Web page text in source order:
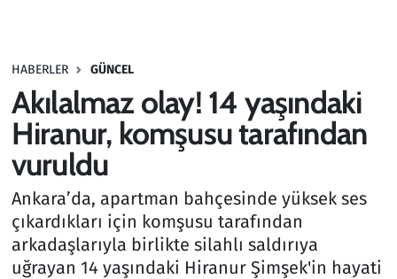
HABERLER GÜNCEL
Akılalmaz olay! 14 yaşındaki
Hiranur, komşusu tarafından
vuruldu
Ankara’da, apartman bahçesinde yüksek ses
çıkardıkları için komşusu tarafından
arkadaşlarıyla birlikte silahlı saldırıya
uğrayan 14 yaşındaki Hiranur Şimşek'in hayati
Haber
Kültür Sanat
Kurumsal Haberler
Lezzet Durağı
Memur ve Kamu